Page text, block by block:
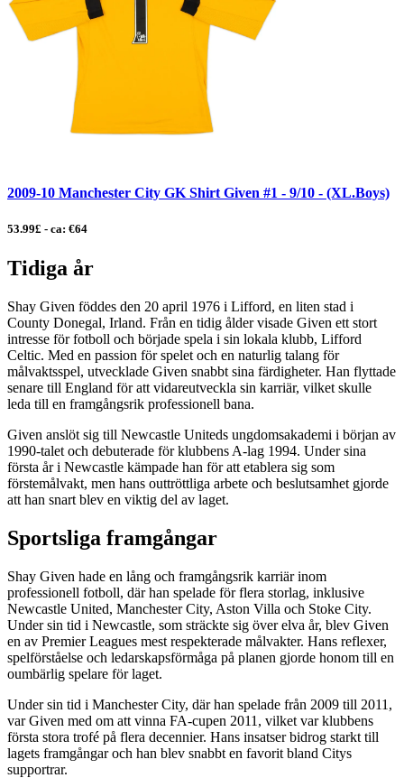
2009-10 Manchester City GK Shirt Given #1 - 9/10 - (XL.Boys)
53.99£ - ca: €64
Tidiga år
Shay Given föddes den 20 april 1976 i Lifford, en liten stad i
County Donegal, Irland. Från en tidig ålder visade Given ett stort
intresse för fotboll och började spela i sin lokala klubb, Lifford
Celtic. Med en passion för spelet och en naturlig talang för
målvaktsspel, utvecklade Given snabbt sina färdigheter. Han flyttade
senare till England för att vidareutveckla sin karriär, vilket skulle
leda till en framgångsrik professionell bana.
Given anslöt sig till Newcastle Uniteds ungdomsakademi i början av
1990-talet och debuterade för klubbens A-lag 1994. Under sina
första år i Newcastle kämpade han för att etablera sig som
förstemålvakt, men hans outtröttliga arbete och beslutsamhet gjorde
att han snart blev en viktig del av laget.
Sportsliga framgångar
Shay Given hade en lång och framgångsrik karriär inom
professionell fotboll, där han spelade för flera storlag, inklusive
Newcastle United, Manchester City, Aston Villa och Stoke City.
Under sin tid i Newcastle, som sträckte sig över elva år, blev Given
en av Premier Leagues mest respekterade målvakter. Hans reflexer,
spelförståelse och ledarskapsförmåga på planen gjorde honom till en
oumbärlig spelare för laget.
Under sin tid i Manchester City, där han spelade från 2009 till 2011,
var Given med om att vinna FA-cupen 2011, vilket var klubbens
första stora trofé på flera decennier. Hans insatser bidrog starkt till
lagets framgångar och han blev snabbt en favorit bland Citys
supportrar.